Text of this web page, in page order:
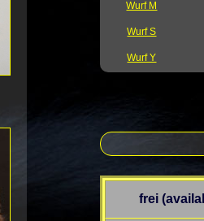
Wurf M
Wurf S
Wurf Y
frei